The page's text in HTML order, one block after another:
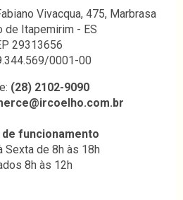
Vivacqua, 475, Marbrasa
de Itapemirim - ES
29313656
0001-00
(28) 2102-9090
funcionamento
Sexta de 8h às 18h
8h às 12h